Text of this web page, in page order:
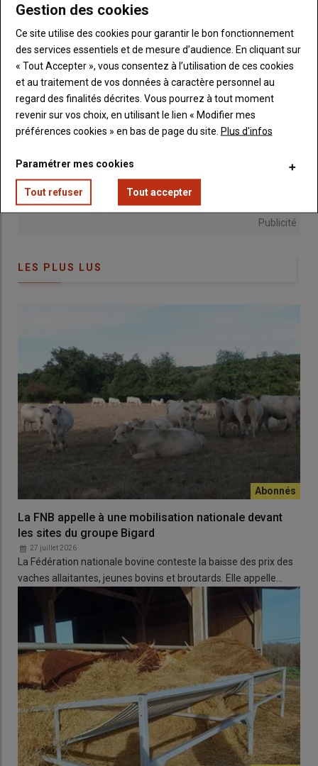
Publicité
LES PLUS LUS
La FNB appelle à une mobilisation nationale devant
les sites du groupe Bigard
27 juillet 2026
La Fédération nationale bovine conteste la baisse des prix des
vaches allaitantes, jeunes bovins et broutards. Elle appelle…
Gestion des cookies
Ce site utilise des cookies pour garantir le bon fonctionnement
des services essentiels et de mesure d’audience. En cliquant sur
« Tout Accepter », vous consentez à l’utilisation de ces cookies
et au traitement de vos données à caractère personnel au
regard des finalités décrites. Vous pourrez à tout moment
revenir sur vos choix, en utilisant le lien « Modifier mes
préférences cookies » en bas de page du site. Plus d'infos
Paramétrer mes cookies
Tout refuser Tout accepter